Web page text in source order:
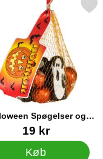
som favorit
Spøgelser og
Græskar i Net
19 kr
Køb
Spøgelser